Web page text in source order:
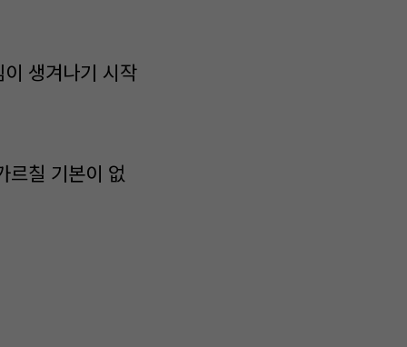
생겨나기 시작
르칠 기본이 없